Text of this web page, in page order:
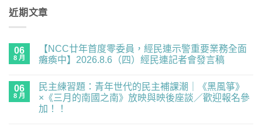
近期文章
06
8 月
【NCC廿年首度零委員，經民連示警重要業務全面
癱瘓中】2026.8.6（四）經民連記者會發言稿
廿
首
度
留
言
06
8 月
民主練習題：青年世代的民主補課潮｜《黑風箏》
×《三月的南國之南》放映與映後座談／歡迎報名參
加！！